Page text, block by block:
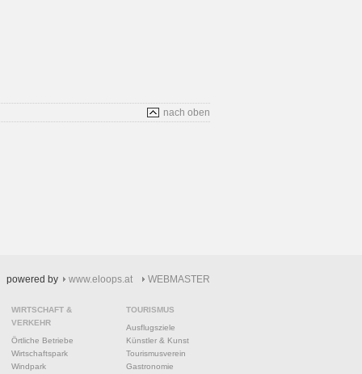
nach oben
powered by www.eloops.at WEBMASTER
WIRTSCHAFT &
VERKEHR
Örtliche Betriebe
Wirtschaftspark
Windpark
TOURISMUS
Ausflugsziele
Künstler & Kunst
Tourismusverein
Gastronomie